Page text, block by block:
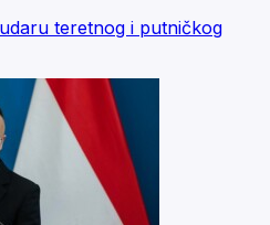
teretnog i putničkog